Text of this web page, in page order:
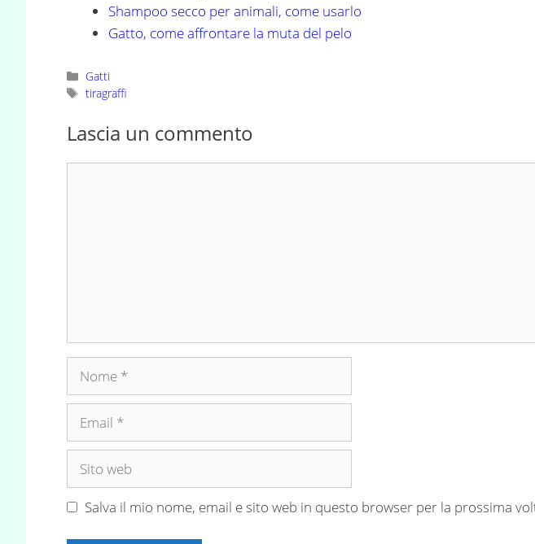
Shampoo secco per animali, come usarlo
Gatto, come affrontare la muta del pelo
Categorie
Gatti
Tag
tiragraffi
Lascia un commento
Nome
Email
Sito
Salva il mio nome, email e sito web in questo browser per la prossima